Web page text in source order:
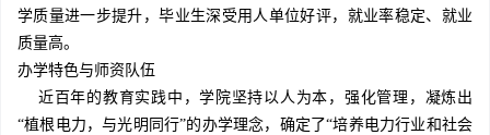
学质量进一步提升，毕业生深受用人单位好评，就业率稳定、就业
质量高。
办学特色与师资队伍
近百年的教育实践中，学院坚持以人为本，强化管理，凝炼出
“植根电力，与光明同行”的办学理念，确定了“培养电力行业和社会